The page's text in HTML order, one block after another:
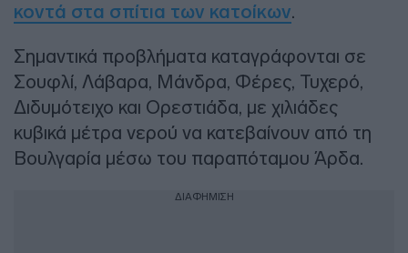
κοντά στα σπίτια των κατοίκων.
Σημαντικά προβλήματα καταγράφονται σε
Σουφλί, Λάβαρα, Μάνδρα, Φέρες, Τυχερό,
Διδυμότειχο και Ορεστιάδα, με χιλιάδες
κυβικά μέτρα νερού να κατεβαίνουν από τη
Βουλγαρία μέσω του παραπόταμου Άρδα.
ΔΙΑΦΗΜΙΣΗ